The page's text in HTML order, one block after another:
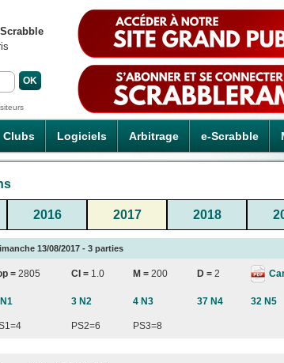
Clubs Logiciels Arbitrage e-Scrabble
2016 2017 2018
13/08/2017 - 3 parties
= 2805 CI = 1.0 M = 200 D = 2
3 N2 4 N3 37 N4 32 N5
PS2=6 PS3=8